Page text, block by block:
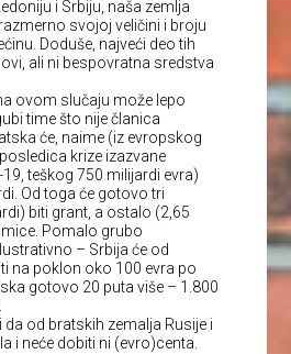
i Srbiju, naša zemlja
svojoj veličini i broju
Doduše, najveći deo tih
ali ni bespovratna sredstva
ovom slučaju može lepo
time što nije članica
će, naime (iz evropskog
krize izazvane
teškog 750 milijardi evra)
Od toga će gotovo tri
biti grant, a ostalo (2,65
Pomalo grubo
– Srbija će od
na poklon oko 100 evra po
gotovo 20 puta više – 1.800
od bratskih zemalja Rusije i
i neće dobiti ni (evro)centa.